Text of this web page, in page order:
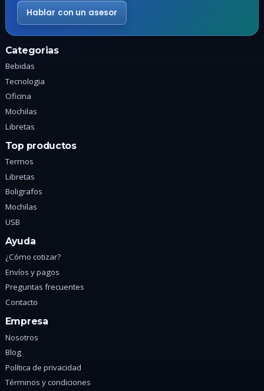
de
producto
Hablar con un asesor
Categorias
Bebidas
Tecnologia
Oficina
Mochilas
Libretas
Top productos
Termos
Libretas
Boligrafos
Mochilas
USB
Ayuda
¿Cómo cotizar?
Envíos y pagos
Preguntas frecuentes
Contacto
Empresa
Nosotros
Blog
Política de privacidad
Términos y condiciones